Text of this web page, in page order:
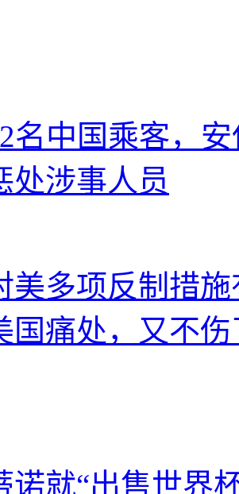
名中国乘客，
处涉事人员
美多项反制措
国痛处，又不
诺就“出售世界